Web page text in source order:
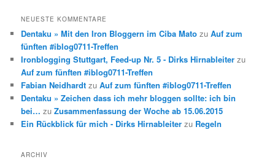
NEUESTE KOMMENTARE
Dentaku » Mit den Iron Bloggern im Ciba Mato zuAuf zum
fünften #iblog0711-Treffen
Ironblogging Stuttgart, Feed-up Nr. 5 - Dirks Hirnableiter zu
Auf zum fünften #iblog0711-Treffen
Fabian Neidhardt zuAuf zum fünften #iblog0711-Treffen
Dentaku » Zeichen dass ich mehr bloggen sollte: ich bin
bei… zuZusammenfassung der Woche ab 15.06.2015
Ein Rückblick für mich - Dirks Hirnableiter zu Regeln
ARCHIV